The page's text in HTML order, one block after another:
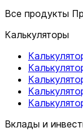
Все продукты
Калькуляторы
Вклады и